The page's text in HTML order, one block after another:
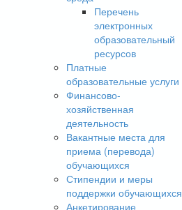
Перечень
электронных
образовательный
ресурсов
Платные
образовательные услуги
Финансово-
хозяйственная
деятельность
Вакантные места для
приема (перевода)
обучающихся
Стипендии и меры
поддержки обучающихся
Анкетирование